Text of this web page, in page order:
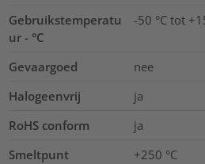
Gebruikstemperatu
ur - °C
-50 °C tot
Gevaargoed
nee
Halogeenvrij
ja
RoHS conform
ja
Smeltpunt
+250 °C